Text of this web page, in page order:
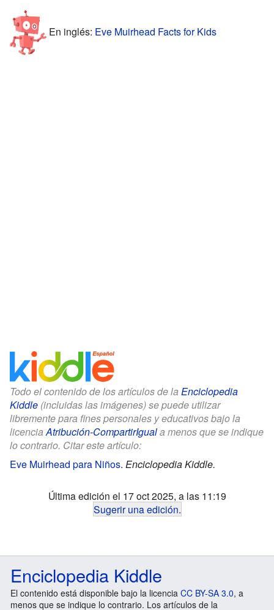
En inglés: Eve Muirhead Facts for Kids
Todo el contenido de los artículos de la Enciclopedia
Kiddle (incluidas las imágenes) se puede utilizar
libremente para fines personales y educativos bajo la
licenciaAtribución-CompartirIguala menos que se indique
lo contrario. Citar este artículo:
Eve Muirhead para Niños. Enciclopedia Kiddle.
Última edición el 17 oct 2025, a las 11:19
Sugerir una edición.
Enciclopedia Kiddle
El contenido está disponible bajo la licencia CC BY-SA 3.0, a
menos que se indique lo contrario. Los artículos de la